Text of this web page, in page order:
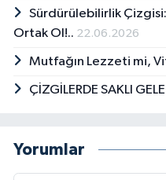
Sürdürülebilirlik
Ortak Ol!.. 22.06.2026
Mutfağın Lezzeti mi,
ÇİZGİLERDE SAKLI
Yorumlar